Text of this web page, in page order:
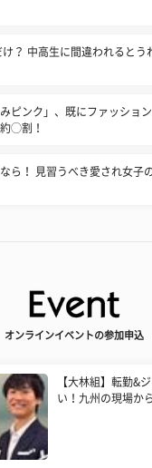
？ 中高生に間違われるとう
ピンク」、既にファッショ
◯割！
ら！ 見習うべき愛され女子
オンラインイベントの参加申込
【大林組】転勤&
い！九州の現場か